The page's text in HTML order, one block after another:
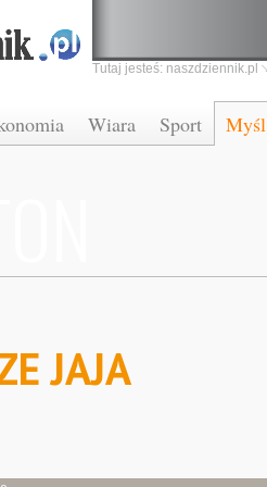
Wiara Sport Myśl
Tutaj jesteś: naszdziennik.pl
JAJA